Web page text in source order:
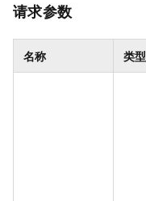
请求参数
名称 类型